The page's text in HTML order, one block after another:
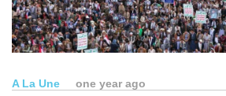
A La Une one year ago